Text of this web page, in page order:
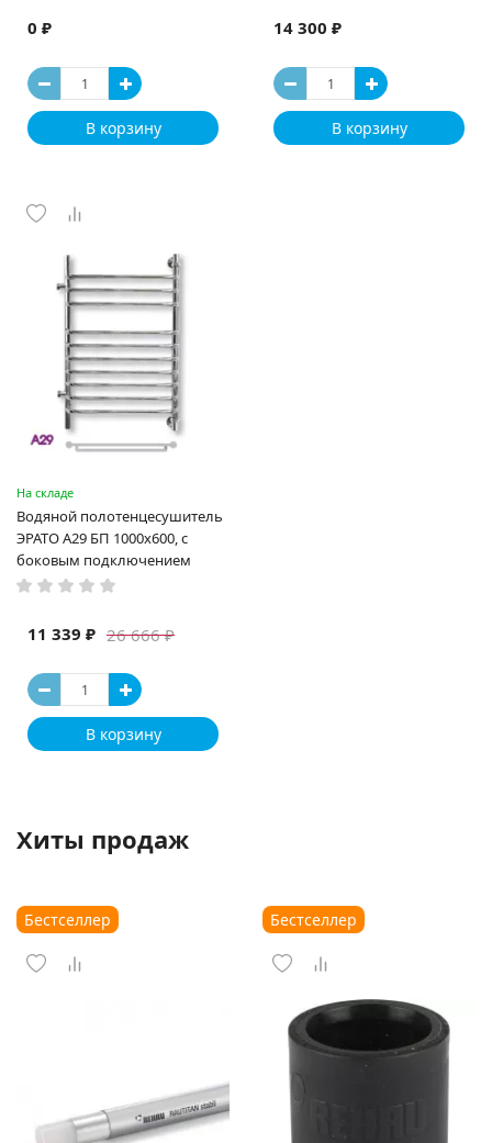
0 ₽
В корзину
14 300 ₽
В корзину
На складе
Водяной полотенцесушитель
ЭРАТО А29 БП 1000x600, с
боковым подключением
26 666 ₽
11 339 ₽
В корзину
Хиты продаж
Бестселлер Бестселлер